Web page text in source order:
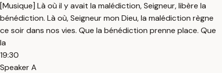
[Musique] Là où il y avait la malédiction, Seigneur, libère la
bénédiction. Là où, Seigneur mon Dieu, la malédiction règne
ce soir dans nos vies. Que la bénédiction prenne place. Que
la
19:30
Speaker A